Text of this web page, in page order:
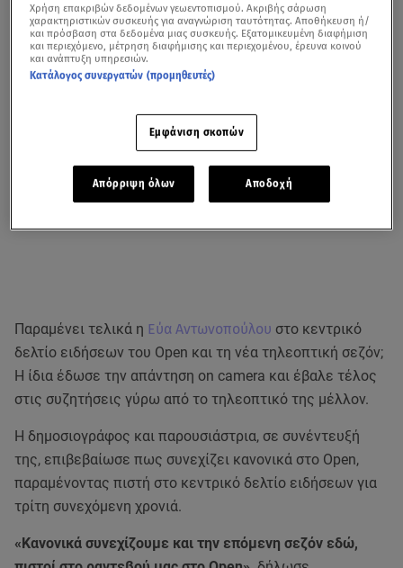
Παραμένει τελικά η Εύα Αντωνοπούλου στο κεντρικό
δελτίο ειδήσεων του Open και τη νέα τηλεοπτική σεζόν;
Η ίδια έδωσε την απάντηση on camera και έβαλε τέλος
στις συζητήσεις γύρω από το τηλεοπτικό της μέλλον.
Η δημοσιογράφος και παρουσιάστρια, σε συνέντευξή
της, επιβεβαίωσε πως συνεχίζει κανονικά στο Open,
παραμένοντας πιστή στο κεντρικό δελτίο ειδήσεων για
τρίτη συνεχόμενη χρονιά.
«Κανονικά συνεχίζουμε και την επόμενη σεζόν εδώ,
Χρήση επακριβών δεδομένων γεωεντοπισμού. Ακριβής σάρωση
χαρακτηριστικών συσκευής για αναγνώριση ταυτότητας. Αποθήκευση ή/
και πρόσβαση στα δεδομένα μιας συσκευής. Εξατομικευμένη διαφήμιση
και περιεχόμενο, μέτρηση διαφήμισης και περιεχομένου, έρευνα κοινού
και ανάπτυξη υπηρεσιών.
Κατάλογος συνεργατών (προμηθευτές)
Εμφάνιση σκοπών
Απόρριψη όλων Αποδοχή